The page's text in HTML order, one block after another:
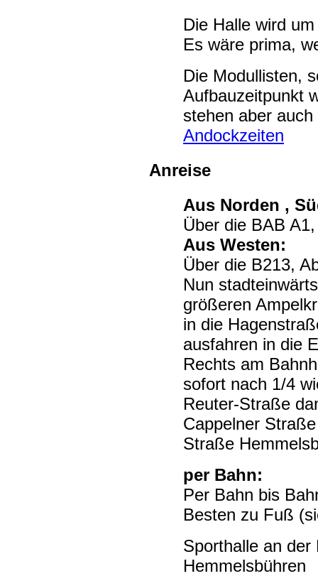
Die Halle wird
Es wäre prima,
Die Modullisten,
Aufbauzeitpunkt
stehen aber
Andockzeiten
Anreise
Aus Norden ,
Über die BAB
Aus Westen:
Über die B213,
Nun
größeren
in die
ausfahren in die
Rechts am
sofort nach 1/4
Reuter-Straße
Cappelner
Straße
per Bahn:
Per Bahn bis
Besten zu Fuß
Sporthalle an
Hemmelsbühren